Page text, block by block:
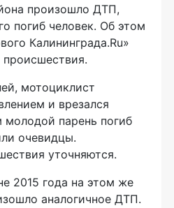
произошло ДТП,
погиб человек. Об этом
Калининграда.Ru»
мотоциклист
и врезался
молодой парень погиб
очевидцы.
уточняются.
2015 года на этом же
аналогичное ДТП.